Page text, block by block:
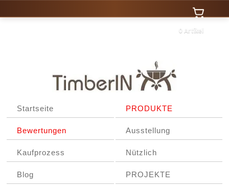
0 Artikel
Startseite PRODUKTE
Bewertungen Ausstellung
Kaufprozess Nützlich
Blog PROJEKTE